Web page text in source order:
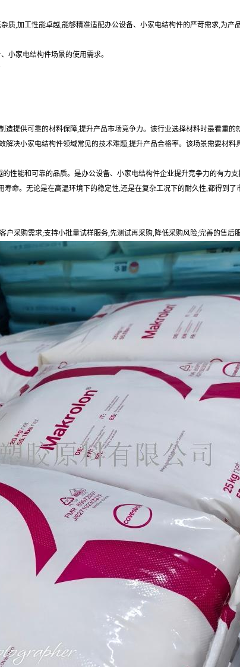
质,加工性能卓越,能够精准适配办公设备、小家电结构件的严苛需求,为
小家电结构件场景的使用需求。
提供可靠的材料保障,提升产品市场竞争力。该行业选择材料时最看重的
决小家电结构件领域常见的技术难题,提升产品合格率。该场景需要材料
性能和可靠的品质。是办公设备、小家电结构件企业提升竞争力的有力
命。无论是在高温环境下的稳定性,还是在复杂工况下的耐久性,都得到
户采购需求;支持小批量试样服务,先测试再采购,降低采购风险;完善的售